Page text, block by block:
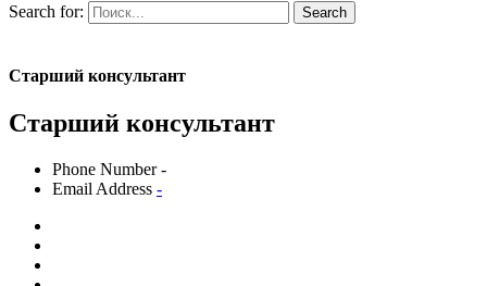
Search for: Search
Старший консультант
Старший консультант
Phone Number-
Email Address -